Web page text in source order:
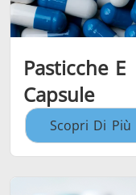
Pasticche E
Capsule
Scopri Di Più